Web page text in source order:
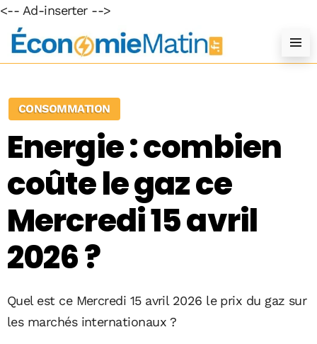
<-- Ad-inserter -->
CONSOMMATION
Energie : combien
coûte le gaz ce
Mercredi 15 avril
2026 ?
Quel est ce Mercredi 15 avril 2026 le prix du gaz sur
les marchés internationaux ?